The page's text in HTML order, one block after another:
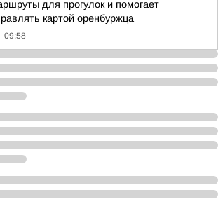
для прогулок и помогает
картой оренбуржца
09:58